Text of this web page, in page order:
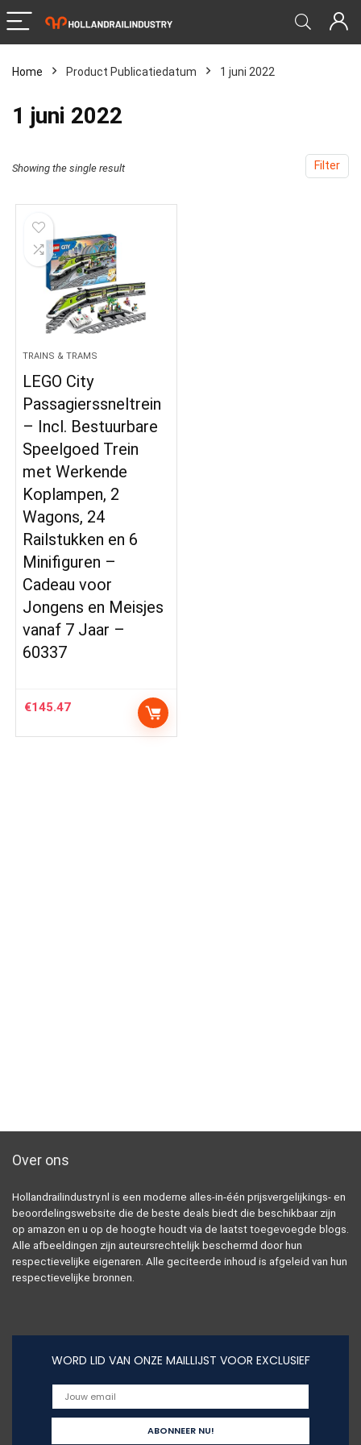
Home Product Publicatiedatum ‎1 juni 2022
‎1 juni 2022
Filter
Showing the single result
TRAINS & TRAMS
LEGO City
Passagierssneltrein
– Incl. Bestuurbare
Speelgoed Trein
met Werkende
Koplampen, 2
Wagons, 24
Railstukken en 6
Minifiguren –
Cadeau voor
Jongens en Meisjes
vanaf 7 Jaar –
60337
€145.47
Over ons
Hollandrailindustry.nl is een moderne alles-in-één prijsvergelijkings- en
beoordelingswebsite die de beste deals biedt die beschikbaar zijn
op amazon en u op de hoogte houdt via de laatst toegevoegde blogs.
Alle afbeeldingen zijn auteursrechtelijk beschermd door hun
respectievelijke eigenaren. Alle geciteerde inhoud is afgeleid van hun
respectievelijke bronnen.
WORD LID VAN ONZE MAILLIJST VOOR EXCLUSIEF